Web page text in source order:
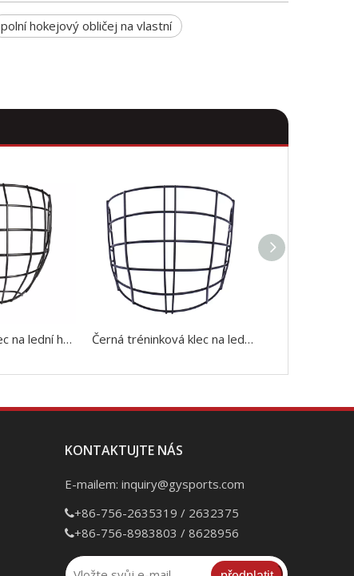
polní hokejový obličej na vlastní
Kvalitní velká klec na lední hokej Černá tréninková klec na lední hokej
KONTAKTUJTE NÁS
E-mailem: inquiry@gysports.com
+86-756-2635319 / 2632375
+86-756-8983803 / 8628956